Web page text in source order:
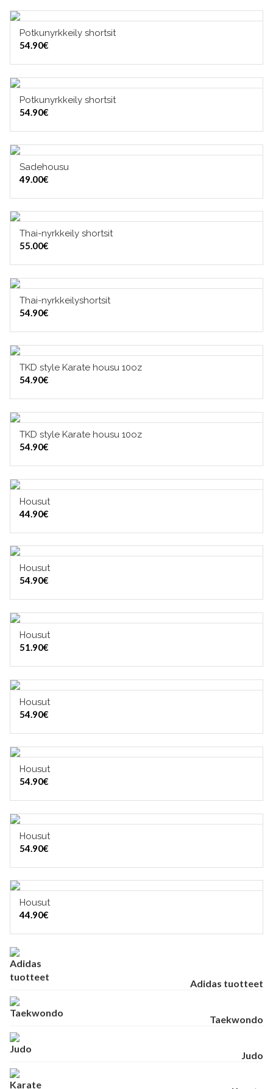
VALITSE VAIHTOEHDOISTA
Potkunyrkkeily shortsit
54.90€
VALITSE VAIHTOEHDOISTA
Potkunyrkkeily shortsit
54.90€
Sadehousu
49.00€
VALITSE VAIHTOEHDOISTA
Thai-nyrkkeily shortsit
55.00€
VALITSE VAIHTOEHDOISTA
Thai-nyrkkeilyshortsit
54.90€
VALITSE VAIHTOEHDOISTA
TKD style Karate housu 10oz
54.90€
VALITSE VAIHTOEHDOISTA
TKD style Karate housu 10oz
54.90€
Housut
44.90€
Housut
54.90€
Housut
51.90€
Housut
54.90€
Housut
54.90€
Housut
54.90€
Housut
44.90€
TUOTERYHMÄT
Adidas tuotteet
Taekwondo
Judo